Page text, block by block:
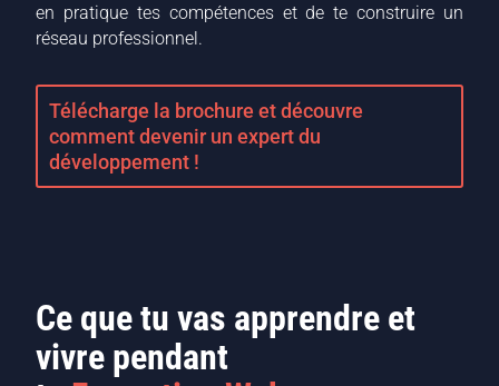
en pratique tes compétences et de te construire un
réseau professionnel.
Télécharge la brochure et découvre
comment devenir un expert du
développement !
Ce que tu vas apprendre et
vivre pendant